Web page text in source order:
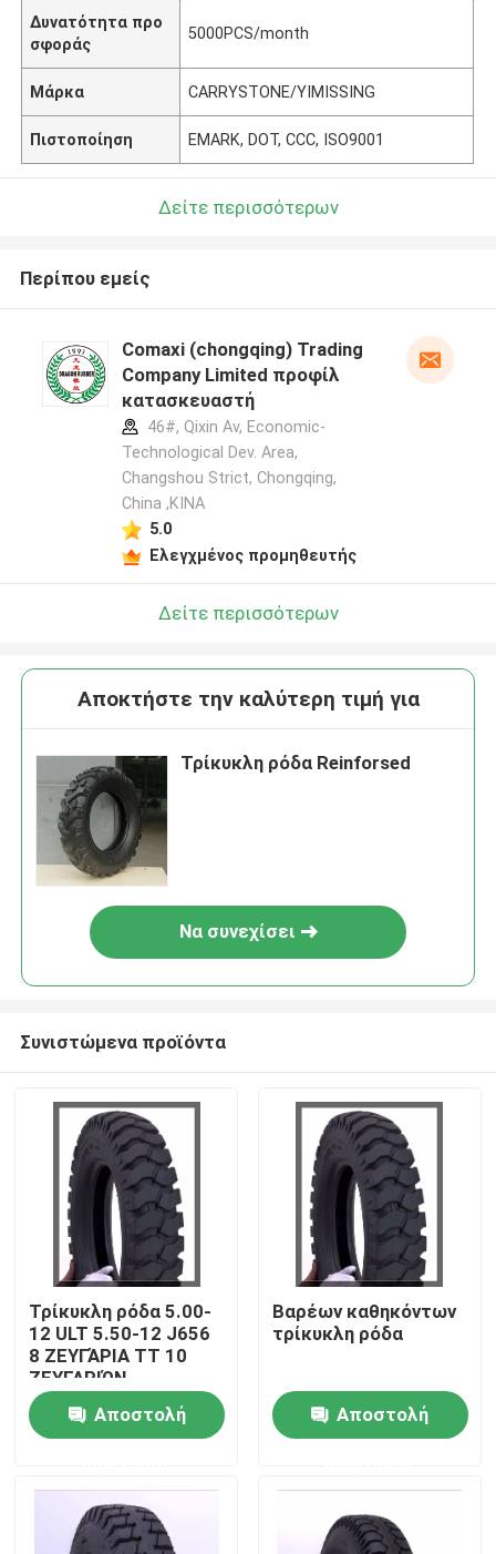
Αρχική Σελίδα
Σχετικά με εμάς
Δυνατότητα προ
σφοράς
5000PCS/month
Μάρκα CARRYSTONE/YIMISSING
Πιστοποίηση EMARK, DOT, CCC, ISO9001
Δείτε περισσότερων
Περίπου εμείς
Comaxi (chongqing) Trading
Company Limited προφίλ
κατασκευαστή
46#, Qixin Av, Economic-
Technological Dev. Area,
Changshou Strict, Chongqing,
China ,ΚΙΝΑ
5.0
Ελεγχμένος προμηθευτής
Δείτε περισσότερων
Αποκτήστε την καλύτερη τιμή για
Τρίκυκλη ρόδα Reinforsed
Να συνεχίσει
Συνιστώμενα προϊόντα
Τρίκυκλη ρόδα 5.00-
12 ULT 5.50-12 J656
8 ΖΕΥΓΆΡΙΑ TT 10
ΖΕΥΓΑΡΙΏΝ
πολλαπλάσιες
επιθετικές διπλές
αθλητικές ρόδες
Αποστολή
Βαρέων καθηκόντων
τρίκυκλη ρόδα
Αποστολή